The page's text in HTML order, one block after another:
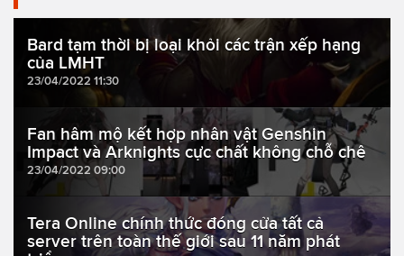
Bard tạm thời bị loại khỏi các trận xếp hạng
của LMHT
23/04/2022 11:30
Fan hâm mộ kết hợp nhân vật Genshin
Impact và Arknights cực chất không chỗ chê
23/04/2022 09:00
Tera Online chính thức đóng cửa tất cả
server trên toàn thế giới sau 11 năm phát